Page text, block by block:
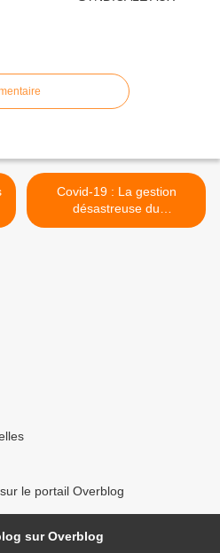
Covid-19 : La gestion
désastreuse du
Gouvernement >
le portail Overblog
sur Overblog